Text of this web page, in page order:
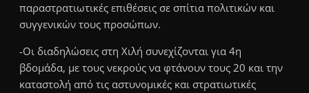
παραστρατιωτικές επιθέσεις σε σπίτια πολιτικών και
συγγενικών τους προσώπων.
-Οι διαδηλώσεις στη Χιλή συνεχίζονται για 4η
βδομάδα, με τους νεκρούς να φτάνουν τους 20 και την
καταστολή από τις αστυνομικές και στρατιωτικές